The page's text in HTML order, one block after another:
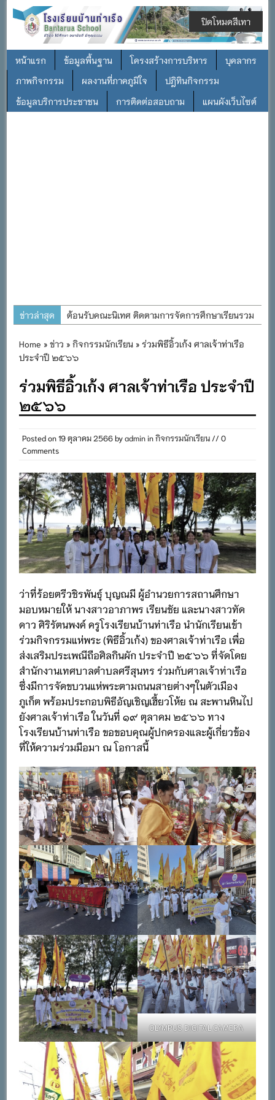
หน้าแรก ข้อมูลพื้นฐาน โครงสร้างการบริหาร
บุคลากร
ภาพกิจกรรม
ผลงานที่ภาคภูมิใจ
ปฎิทินกิจกรรม
ข้อมูลบริการประชาชน
การติดต่อสอบถาม แผนผังเว็บไซต์
ข่าวล่าสุด
ต้อนรับคณะนิเทศ ติดตามการจัดการศึกษาเรียนรวม
การอบรมการจัดทำแผนพัฒนาการจัดการศึกษาและ
สำนักงานเขตพื้นที่การศึกษาประถมศึกษาภูเก็ต
พระชนมพรรษา พระบาทสมเด็จพระเจ้าอยู่หัว ๒๘
กิจกรรมถวายเทียนพรรษา สืบสานพระพุทธศาสนา
เนื่องในวันอาสาฬหบูชาและวันเข้าพรรษา
กิจกรรม SAFETY FOR KIDS เสริมสร้างวินัยและ
ความปลอดภัยในการใช้รถใช้ถนน
Home »ข่าว »กิจกรรมนักเรียน » ร่วมพิธีอิ้วเก้ง ศาลเจ้าท่าเรือ
ประจำปี ๒๕๖๖
ร่วมพิธีอิ้วเก้ง ศาลเจ้าท่าเรือ ประจำปี
๒๕๖๖
Posted on19 ตุลาคม 2566byadmininกิจกรรมนักเรียน // 0
Comments
ว่าที่ร้อยตรีวชิรพันธุ์ บุญณมี ผู้อำนวยการสถานศึกษา
มอบหมายให้ นางสาวอาภาพร เรียนชัย และนางสาวทัด
ดาว ศิริรัตนพงค์ ครูโรงเรียนบ้านท่าเรือ นำนักเรียนเข้า
ร่วมกิจกรรมแห่พระ (พิธีอิ้วเก้ง) ของศาลเจ้าท่าเรือ เพื่อ
ส่งเสริมประเพณีถือศิลกินผัก ประจำปี ๒๕๖๖ ที่จัดโดย
สำนักงานเทศบาลตำบลศรีสุนทร ร่วมกับศาลเจ้าท่าเรือ
ซึ่งมีการจัดขบวนแห่พระตามถนนสายต่างๆในตัวเมือง
ภูเก็ต พร้อมประกอบพิธีอัญเชิญเฮี้ยวโห้ย ณ สะพานหินไป
ยังศาลเจ้าท่าเรือ ในวันที่ ๑๙ ตุลาคม ๒๕๖๖ ทาง
โรงเรียนบ้านท่าเรือ ขอขอบคุณผู้ปกครองและผู้เกี่ยวข้อง
ที่ให้ความร่วมมือมา ณ โอกาสนี้
OLYMPUS DIGITAL CAMERA
ปิดโหมดสีเทา